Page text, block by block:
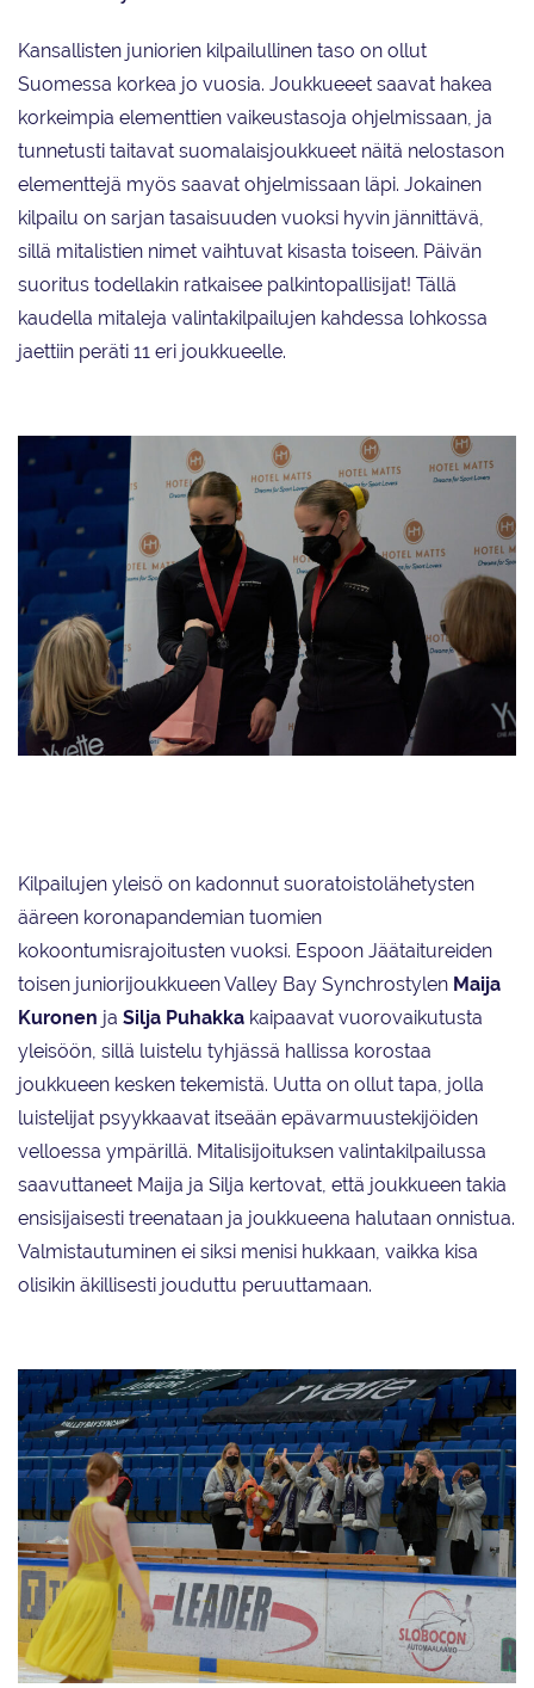
Kansallisten juniorien kilpailullinen taso on ollut
Suomessa korkea jo vuosia. Joukkueeet saavat hakea
korkeimpia elementtien vaikeustasoja ohjelmissaan, ja
tunnetusti taitavat suomalaisjoukkueet näitä nelostason
elementtejä myös saavat ohjelmissaan läpi. Jokainen
kilpailu on sarjan tasaisuuden vuoksi hyvin jännittävä,
sillä mitalistien nimet vaihtuvat kisasta toiseen. Päivän
suoritus todellakin ratkaisee palkintopallisijat! Tällä
kaudella mitaleja valintakilpailujen kahdessa lohkossa
jaettiin peräti 11 eri joukkueelle.
Kilpailujen yleisö on kadonnut suoratoistolähetysten
ääreen koronapandemian tuomien
kokoontumisrajoitusten vuoksi. Espoon Jäätaitureiden
toisen juniorijoukkueen Valley Bay Synchrostylen Maija
Kuronen ja Silja Puhakka kaipaavat vuorovaikutusta
yleisöön, sillä luistelu tyhjässä hallissa korostaa
joukkueen kesken tekemistä. Uutta on ollut tapa, jolla
luistelijat psyykkaavat itseään epävarmuustekijöiden
velloessa ympärillä. Mitalisijoituksen valintakilpailussa
saavuttaneet Maija ja Silja kertovat, että joukkueen takia
ensisijaisesti treenataan ja joukkueena halutaan onnistua.
Valmistautuminen ei siksi menisi hukkaan, vaikka kisa
olisikin äkillisesti jouduttu peruuttamaan.